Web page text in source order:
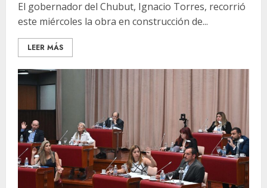
El gobernador del Chubut, Ignacio Torres, recorrió
este miércoles la obra en construcción de...
LEER MÁS